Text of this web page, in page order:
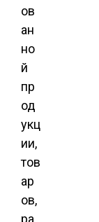
ов
ан
но
й
пр
од
укц
ии,
тов
ар
ов,
ра